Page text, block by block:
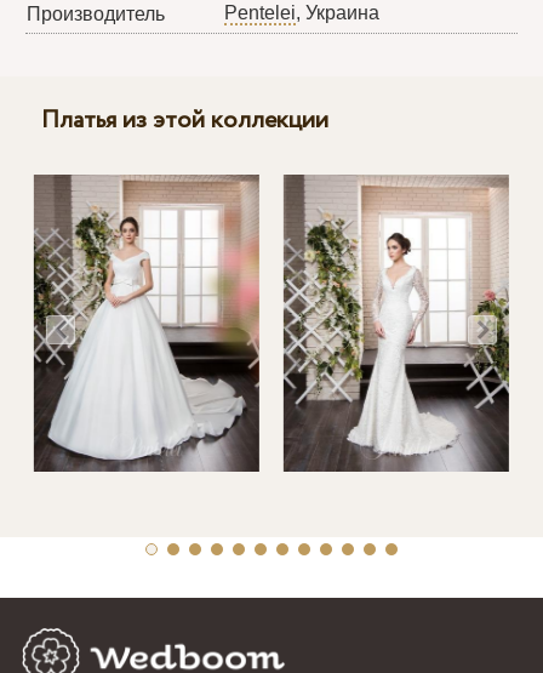
Производитель
Pentelei, Украина
Платья из этой коллекции